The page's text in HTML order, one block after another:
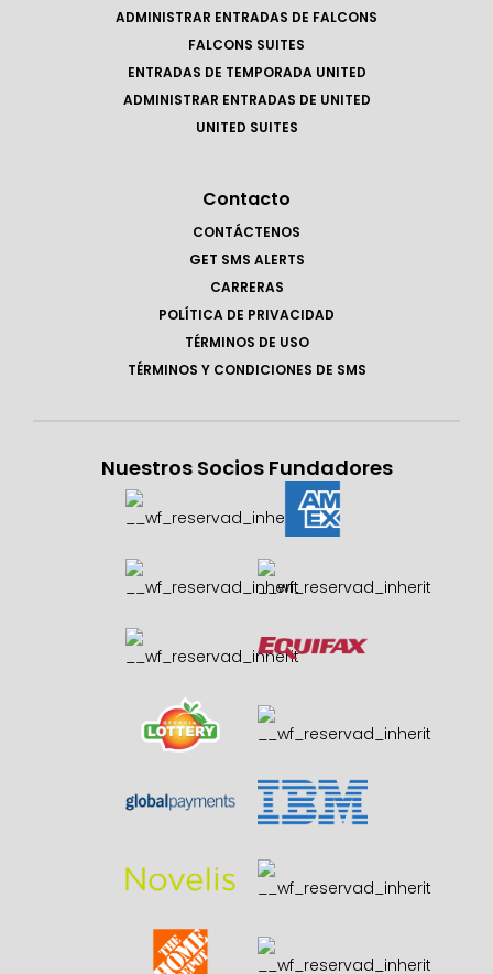
ADMINISTRAR ENTRADAS DE FALCONS
FALCONS SUITES
ENTRADAS DE TEMPORADA UNITED
ADMINISTRAR ENTRADAS DE UNITED
UNITED SUITES
Contacto
CONTÁCTENOS
GET SMS ALERTS
CARRERAS
POLÍTICA DE PRIVACIDAD
TÉRMINOS DE USO
TÉRMINOS Y CONDICIONES DE SMS
Nuestros Socios Fundadores